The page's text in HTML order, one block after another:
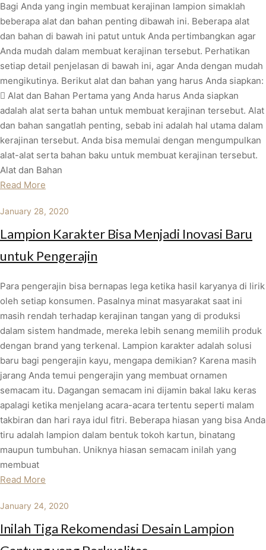
Bagi Anda yang ingin membuat kerajinan lampion simaklah
beberapa alat dan bahan penting dibawah ini. Beberapa alat
dan bahan di bawah ini patut untuk Anda pertimbangkan agar
Anda mudah dalam membuat kerajinan tersebut. Perhatikan
setiap detail penjelasan di bawah ini, agar Anda dengan mudah
mengikutinya. Berikut alat dan bahan yang harus Anda siapkan:
 Alat dan Bahan Pertama yang Anda harus Anda siapkan
adalah alat serta bahan untuk membuat kerajinan tersebut. Alat
dan bahan sangatlah penting, sebab ini adalah hal utama dalam
kerajinan tersebut. Anda bisa memulai dengan mengumpulkan
alat-alat serta bahan baku untuk membuat kerajinan tersebut.
Alat dan Bahan
Read More
January 28, 2020
Lampion Karakter Bisa Menjadi Inovasi Baru
untuk Pengerajin
Para pengerajin bisa bernapas lega ketika hasil karyanya di lirik
oleh setiap konsumen. Pasalnya minat masyarakat saat ini
masih rendah terhadap kerajinan tangan yang di produksi
dalam sistem handmade, mereka lebih senang memilih produk
dengan brand yang terkenal. Lampion karakter adalah solusi
baru bagi pengerajin kayu, mengapa demikian? Karena masih
jarang Anda temui pengerajin yang membuat ornamen
semacam itu. Dagangan semacam ini dijamin bakal laku keras
apalagi ketika menjelang acara-acara tertentu seperti malam
takbiran dan hari raya idul fitri. Beberapa hiasan yang bisa Anda
tiru adalah lampion dalam bentuk tokoh kartun, binatang
maupun tumbuhan. Uniknya hiasan semacam inilah yang
membuat
Read More
January 24, 2020
Inilah Tiga Rekomendasi Desain Lampion